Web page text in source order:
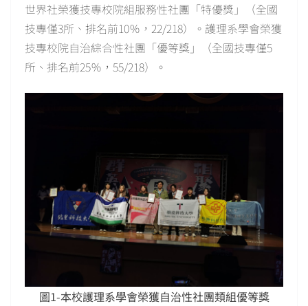
世界社榮獲技專校院組服務性社團「特優獎」（全國
技專僅3所、排名前10％，22/218）。護理系學會榮獲
技專校院自治綜合性社團「優等獎」（全國技專僅5
所、排名前25％，55/218）。
圖1-本校護理系學會榮獲自治性社團類組優等獎